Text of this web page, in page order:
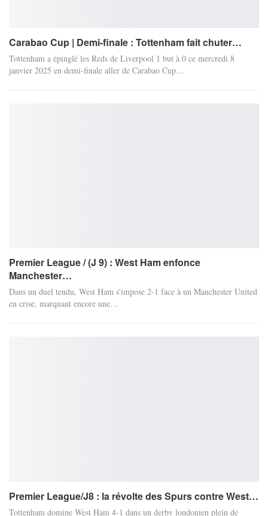
Carabao Cup | Demi-finale : Tottenham fait chuter…
Tottenham a épinglé les Reds de Liverpool 1 but à 0 ce mercredi 8
janvier 2025 en demi-finale aller de Carabao Cup…
Premier League / (J 9) : West Ham enfonce
Manchester…
Dans un duel tendu, West Ham s'impose 2-1 face à un Manchester United
en crise, marquant encore une…
Premier League/J8 : la révolte des Spurs contre West…
Tottenham domine West Ham 4-1 dans un derby londonien plein de